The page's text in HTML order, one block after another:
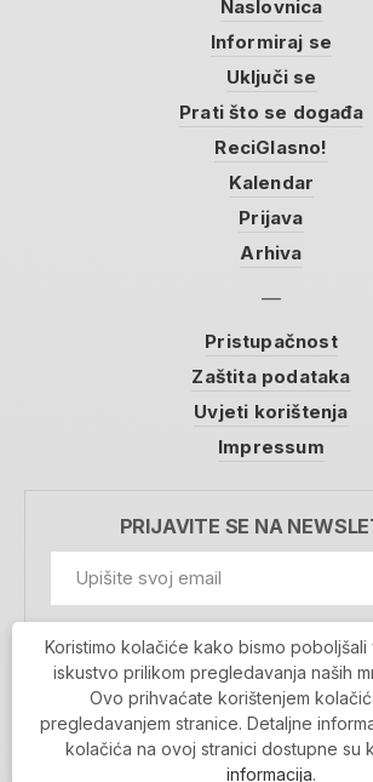
Naslovnica
Informiraj se
Uključi se
Prati što se događa
ReciGlasno!
Kalendar
Prijava
Arhiva
Pristupačnost
Zaštita podataka
Uvjeti korištenja
Impressum
PRIJAVITE SE NA
Prihvaćam da se moji podaci
podataka i koriste u svrhu slanja
newslettera
MOJARIJEKA
PRIJAVI SE
Koristimo kolačiće kako bismo
iskustvo prilikom pregledavanja naših
Ovo prihvaćate korištenjem
pregledavanjem stranice. Detaljne
kolačića na ovoj stranici dostupne su
informacija.